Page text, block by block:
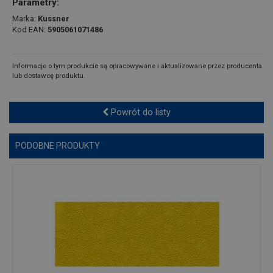
Parametry:
Marka: Kussner
Kod EAN: 5905061071486
Informacje o tym produkcie są opracowywane i aktualizowane przez producenta
lub dostawcę produktu.
Powrót do listy
PODOBNE PRODUKTY